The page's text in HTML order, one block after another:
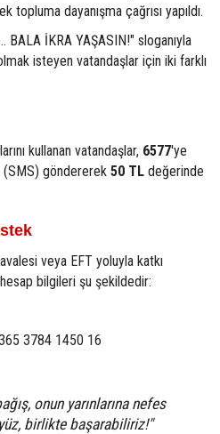
topluma dayanışma çağrısı yapıldı.
İKRA YAŞASIN!" sloganıyla
isteyen vatandaşlar için iki farklı
kullanan vatandaşlar, 6577'ye
(SMS) göndererek 50 TL değerinde
veya EFT yoluyla katkı
bilgileri şu şekildedir:
3784 1450 16
onun yarınlarına nefes
birlikte başarabiliriz!"